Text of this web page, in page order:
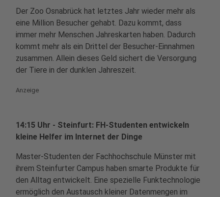
Der Zoo Osnabrück hat letztes Jahr wieder mehr als
eine Million Besucher gehabt. Dazu kommt, dass
immer mehr Menschen Jahreskarten haben. Dadurch
kommt mehr als ein Drittel der Besucher-Einnahmen
zusammen. Allein dieses Geld sichert die Versorgung
der Tiere in der dunklen Jahreszeit.
Anzeige
14:15 Uhr - Steinfurt: FH-Studenten entwickeln
kleine Helfer im Internet der Dinge
Master-Studenten der Fachhochschule Münster mit
ihrem Steinfurter Campus haben smarte Produkte für
den Alltag entwickelt. Eine spezielle Funktechnologie
ermöglich den Austausch kleiner Datenmengen im